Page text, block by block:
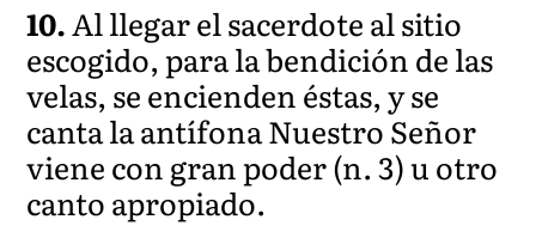
10.Al llegar el sacerdote al sitio
escogido, para la bendición de las
velas, se encienden éstas, y se
canta la antífona Nuestro Señor
viene con gran poder (n. 3) u otro
canto apropiado.